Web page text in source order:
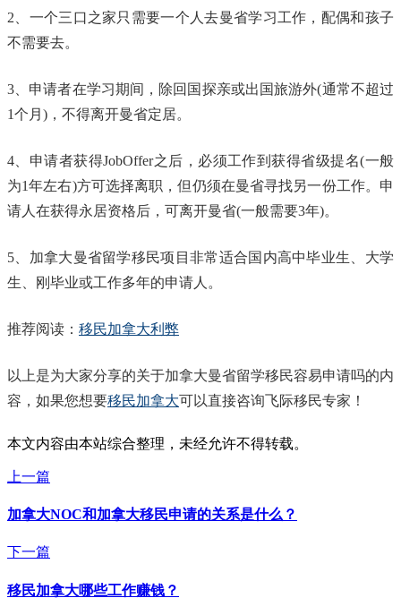
2、一个三口之家只需要一个人去曼省学习工作，配偶和孩子
不需要去。
3、申请者在学习期间，除回国探亲或出国旅游外(通常不超过
1个月)，不得离开曼省定居。
4、申请者获得JobOffer之后，必须工作到获得省级提名(一般
为1年左右)方可选择离职，但仍须在曼省寻找另一份工作。申
请人在获得永居资格后，可离开曼省(一般需要3年)。
5、加拿大曼省留学移民项目非常适合国内高中毕业生、大学
生、刚毕业或工作多年的申请人。
推荐阅读： 移民加拿大利弊
以上是为大家分享的关于​加拿大曼省留学移民容易申请吗的内
容，如果您想要移民加拿大可以直接咨询飞际移民专家！
本文内容由本站综合整理，未经允许不得转载。
上一篇
加拿大NOC和加拿大移民申请的关系是什么？
下一篇
移民加拿大哪些工作赚钱？